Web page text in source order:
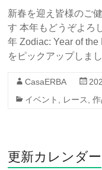
新春を迎え皆様のご
す 本年もどうぞよろ
年 Zodiac: Year of
をピックアップしま
CasaERBA
イベント , レース,
更新カレンダー